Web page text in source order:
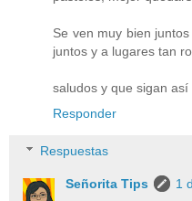
Se ven muy bien
juntos y a lugares tan
saludos y que sigan así
Responder
Respuestas
Señorita Tips
1